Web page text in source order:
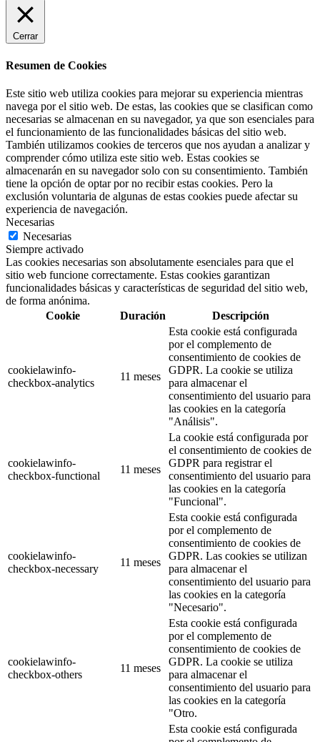
Cerrar
Resumen de Cookies
Este sitio web utiliza cookies para mejorar su experiencia mientras
navega por el sitio web. De estas, las cookies que se clasifican como
necesarias se almacenan en su navegador, ya que son esenciales para
el funcionamiento de las funcionalidades básicas del sitio web.
También utilizamos cookies de terceros que nos ayudan a analizar y
comprender cómo utiliza este sitio web. Estas cookies se
almacenarán en su navegador solo con su consentimiento. También
tiene la opción de optar por no recibir estas cookies. Pero la
exclusión voluntaria de algunas de estas cookies puede afectar su
experiencia de navegación.
Necesarias
Necesarias
Siempre activado
Las cookies necesarias son absolutamente esenciales para que el
sitio web funcione correctamente. Estas cookies garantizan
funcionalidades básicas y características de seguridad del sitio web,
de forma anónima.
Cookie
Duración Descripción
cookielawinfo-
checkbox-analytics
11 meses
Esta cookie está configurada
por el complemento de
consentimiento de cookies de
GDPR. La cookie se utiliza
para almacenar el
consentimiento del usuario para
las cookies en la categoría
"Análisis".
cookielawinfo-
checkbox-functional
11 meses
La cookie está configurada por
el consentimiento de cookies de
GDPR para registrar el
consentimiento del usuario para
las cookies en la categoría
"Funcional".
cookielawinfo-
checkbox-necessary
11 meses
Esta cookie está configurada
por el complemento de
consentimiento de cookies de
GDPR. Las cookies se utilizan
para almacenar el
consentimiento del usuario para
las cookies en la categoría
"Necesario".
cookielawinfo-
checkbox-others
11 meses
Esta cookie está configurada
por el complemento de
consentimiento de cookies de
GDPR. La cookie se utiliza
para almacenar el
consentimiento del usuario para
las cookies en la categoría
"Otro.
Esta cookie está configurada